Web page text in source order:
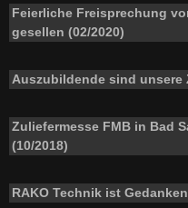
Feierliche Freisprechung
gesellen (02/2020)
Auszubildende sind unsere
Zuliefermesse FMB in Bad
(10/2018)
RAKO Technik ist